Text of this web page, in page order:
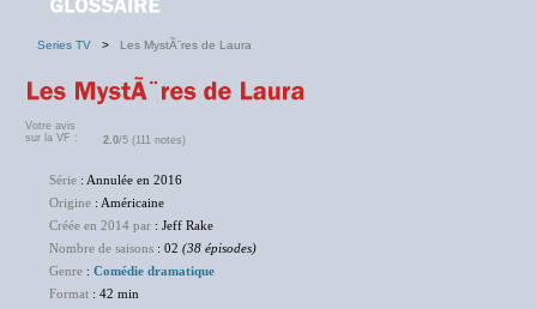
Series TV > Les MystÃ¨res de Laura
Votre avis
sur la VF :
2.0/5 (111 notes)
Série : Annulée en 2016
Origine : Américaine
Créée en 2014 par : Jeff Rake
Nombre de saisons : 02 (38 épisodes)
Genre : Comédie dramatique
Format : 42 min